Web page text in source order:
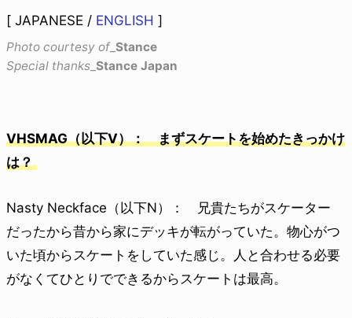
[ JAPANESE / ENGLISH ]
Photo courtesy of_ Stance
Special thanks Stance Japan
VHSMAG（以下V）： まずスケートを始めたきっかけ
は？
Nasty Neckface（以下N）： 兄貴たちがスケーター
だったから昔から家にデッキが転がっていた。物心がつ
いた頃からスケートをしていた感じ。人と合わせる必要
がなくてひとりでできるからスケートは最高。